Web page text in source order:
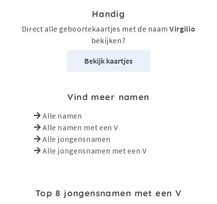
Handig
Direct alle geboortekaartjes met de naamVirgilio
bekijken?
Bekijk kaartjes
Vind meer namen
Alle namen
Alle namen met een V
Alle jongensnamen
Alle jongensnamen met een V
Top 8 jongensnamen met een V